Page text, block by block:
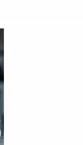
En wat is de relatie
kijkvoer bij deze
waarheid zijn.